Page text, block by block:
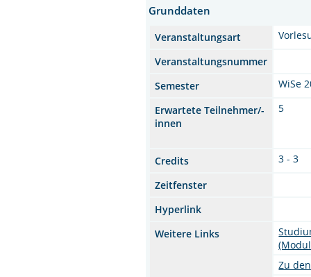
Grunddaten
Veranstaltungsart
Veranstaltungsnummer
Semester
WiSe
Erwartete Teilnehmer/-
innen
5
Credits
3 - 3
Zeitfenster
Hyperlink
Weitere Links
Zu